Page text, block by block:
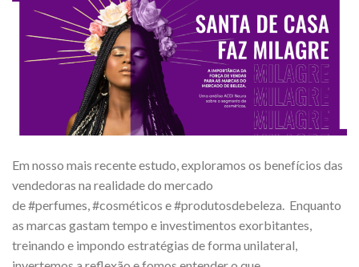
Em nosso mais recente estudo, exploramos os benefícios das
vendedoras na realidade do mercado
de #perfumes, #cosméticos e #produtosdebeleza. Enquanto
as marcas gastam tempo e investimentos exorbitantes,
treinando e impondo estratégias de forma unilateral,